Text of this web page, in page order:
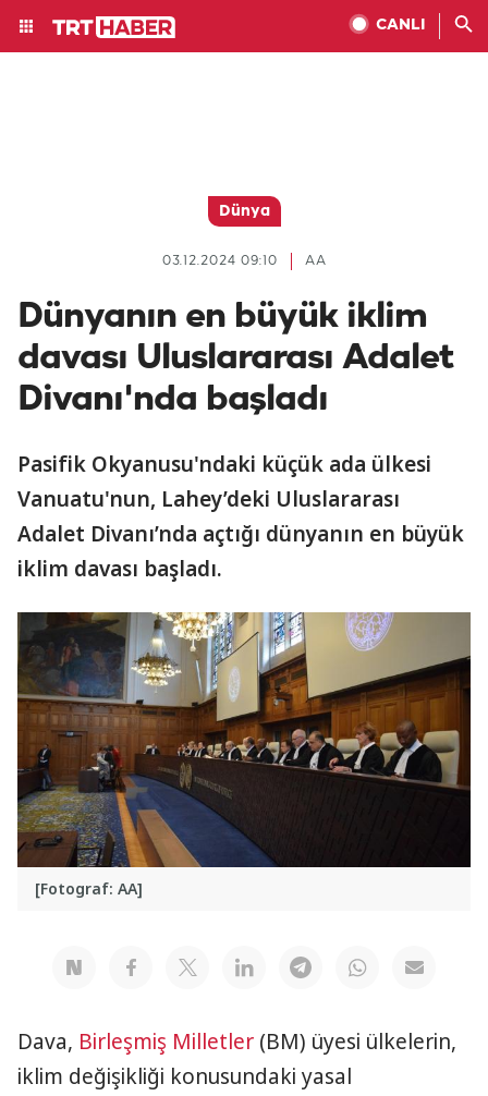
CANLI
Dünya
AA
03.12.2024 09:10
Dünyanın en büyük iklim
davası Uluslararası Adalet
Divanı'nda başladı
Pasifik Okyanusu'ndaki küçük ada ülkesi
Vanuatu'nun, Lahey’deki Uluslararası
Adalet Divanı’nda açtığı dünyanın en büyük
iklim davası başladı.
[Fotograf: AA]
Dava, Birleşmiş Milletler (BM) üyesi ülkelerin,
iklim değişikliği konusundaki yasal